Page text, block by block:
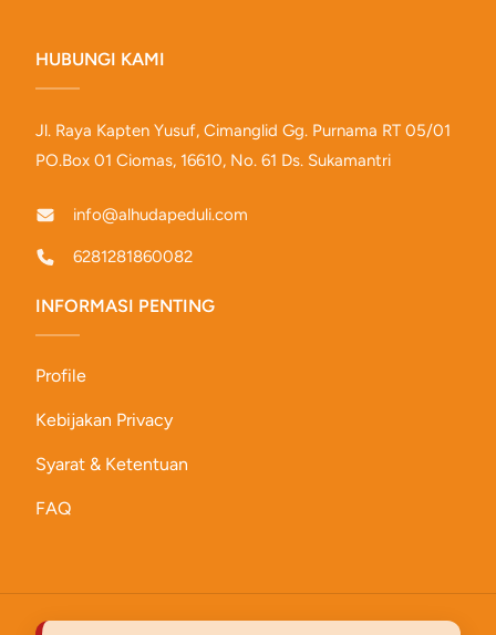
HUBUNGI KAMI
Jl. Raya Kapten Yusuf, Cimanglid Gg. Purnama RT 05/01
PO.Box 01 Ciomas, 16610, No. 61 Ds. Sukamantri
info@alhudapeduli.com
6281281860082
INFORMASI PENTING
Profile
Kebijakan Privacy
Syarat & Ketentuan
FAQ